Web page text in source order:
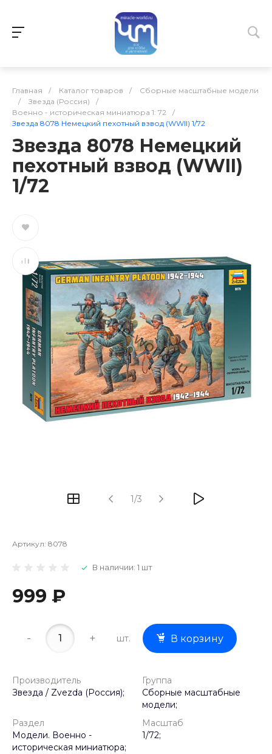
Главная / Каталог товаров /
Сборные масштабные модели
/
Звезда (Россия)
/
Военно - историческая миниатюра 1: 72
/
Звезда 8078 Немецкий пехотный взвод (WWII) 1/72
Звезда 8078 Немецкий
пехотный взвод (WWII)
1/72
1/3
Артикул: 8078
В наличии: 1 шт
999 ₽
- + шт. В корзину
Производитель
Звезда / Zvezda (Россия);
Группа
Сборные масштабные
модели;
Раздел
Модели. Военно -
историческая миниатюра;
Масштаб
1/72;